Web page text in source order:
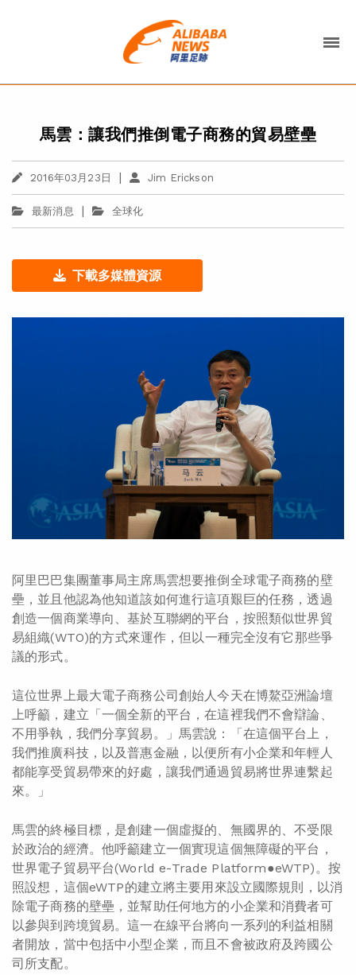
馬雲：讓我們推倒電子商務的貿易壁壘
2016年03月23日 | Jim Erickson
最新消息 | 全球化
下載多媒體資源
阿里巴巴集團董事局主席馬雲想要推倒全球電子商務的壁
壘，並且他認為他知道該如何進行這項艱巨的任務，透過
創造一個商業導向、基於互聯網的平台，按照類似世界貿
易組織(WTO)的方式來運作，但以一種完全沒有它那些爭
議的形式。
這位世界上最大電子商務公司創始人今天在博鰲亞洲論壇
上呼籲，建立「一個全新的平台，在這裡我們不會辯論、
不用爭執，我們分享貿易。」馬雲說：「在這個平台上，
我們推廣科技，以及普惠金融，以便所有小企業和年輕人
都能享受貿易帶來的好處，讓我們通過貿易將世界連繫起
來。」
馬雲的終極目標，是創建一個虛擬的、無國界的、不受限
於政治的經濟。他呼籲建立一個實現這個無障礙的平台，
世界電子貿易平台(World e-Trade Platform●eWTP)。按
照設想，這個eWTP的建立將主要用來設立國際規則，以消
除電子商務的壁壘，並幫助任何地方的小企業和消費者可
以參與到跨境貿易。這一在線平台將向一系列的利益相關
者開放，當中包括中小型企業，而且不會被政府及跨國公
司所支配。